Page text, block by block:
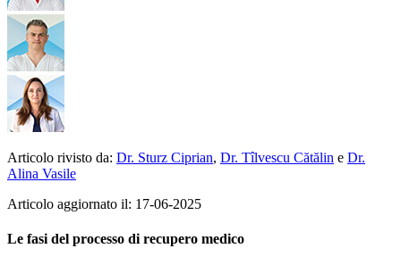
Articolo rivisto da: Dr. Sturz Ciprian, Dr. Tîlvescu Cătălin e Dr.
Alina Vasile
Articolo aggiornato il: 17-06-2025
Le fasi del processo di recupero medico